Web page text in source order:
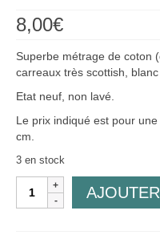
Galerie
8,00€
Superbe métrage de coton
carreaux très scottish,
Etat neuf, non lavé.
Le prix indiqué est pour
cm.
3 en stock
quantité